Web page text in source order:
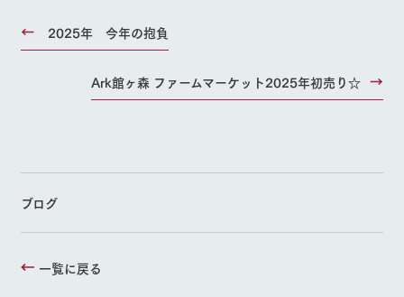
2025年 今年の抱負
Ark館ヶ森 ファームマーケット2025年初売り☆
ブログ
一覧に戻る